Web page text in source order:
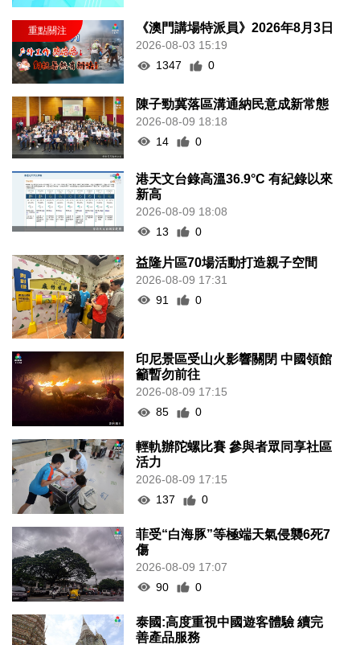
《澳門講場特派員》2026年8月3日
2026-08-03 15:19
1347
0
陳子勁冀落區溝通納民意成新常態
2026-08-09 18:18
14
0
港天文台錄高溫36.9°C 有紀錄以來
新高
2026-08-09 18:08
13
0
益隆片區70場活動打造親子空間
2026-08-09 17:31
91
0
印尼景區受山火影響關閉 中國領館
籲暫勿前往
2026-08-09 17:15
85
0
輕軌辦陀螺比賽 參與者眾同享社區
活力
2026-08-09 17:15
137
0
菲受“白海豚”等極端天氣侵襲6死7
傷
2026-08-09 17:07
90
0
泰國:高度重視中國遊客體驗 續完
善產品服務